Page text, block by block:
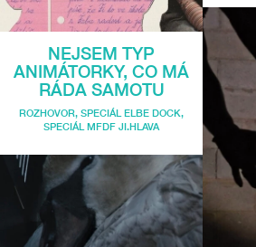
NEJSEM TYP
ANIMÁTORKY, CO MÁ
RÁDA SAMOTU
ROZHOVOR, SPECIÁL ELBE DOCK,
SPECIÁL MFDF JI.HLAVA